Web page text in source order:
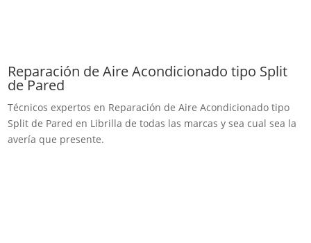
Reparación de Aire Acondicionado tipo Split
de Pared
Técnicos expertos en Reparación de Aire Acondicionado tipo
Split de Pared en Librilla de todas las marcas y sea cual sea la
avería que presente.